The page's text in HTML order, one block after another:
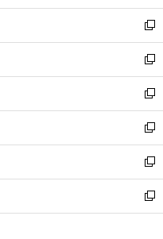
開
く
ウ
で
開
く
ン
ド
ウ
で
開
く
新
し
い
ウ
ィ
ン
ド
ウ
で
開
く
新
し
い
ウ
ィ
ン
ド
ウ
で
開
新
し
い
ウ
ィ
ン
ド
ウ
新
し
い
ウ
ィ
ン
新
し
い
ウ
新
し